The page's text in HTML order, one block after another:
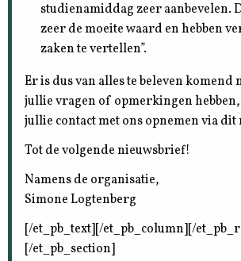
studienamiddag zeer aanbevelen.
zeer de moeite waard en hebben
zaken te vertellen”.
Er is dus van alles te beleven komend
jullie vragen of opmerkingen
jullie contact met ons opnemen via dit
Tot de volgende nieuwsbrief!
Namens de organisatie,
Simone Logtenberg
[/et_pb_text][/et_pb_column][/
[/et_pb_section]